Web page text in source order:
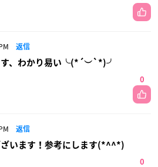
返信
す、わかり易い╰(*´︶`*)╯
0
返信
ざいます！参考にします(*^^*)
0